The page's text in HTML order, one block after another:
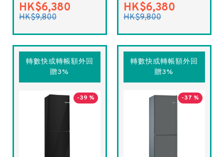
HK$6,380
HK$9,800
HK$6,380
HK$9,800
轉數快或轉帳額外回
贈3%
-39 %
轉數快或轉帳額外回
贈3%
-37 %